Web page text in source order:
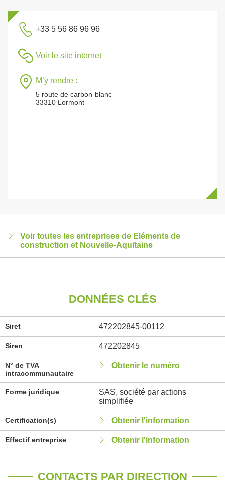
+33 5 56 86 96 96
Voir le site internet
M’y rendre :
5 route de carbon-blanc
33310 Lormont
Voir toutes les entreprises de Eléments de
construction et Nouvelle-Aquitaine
DONNÉES CLÉS
Siret 472202845-00112
Siren 472202845
N° de TVA
intracommunautaire
Obtenir le numéro
Forme juridique
SAS, société par actions
simplifiée
Certification(s) Obtenir l'information
Effectif entreprise Obtenir l'information
CONTACTS PAR DIRECTION